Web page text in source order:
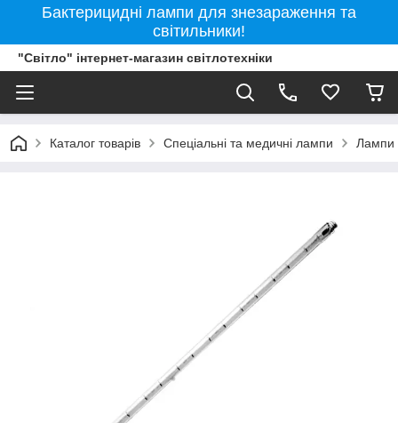
Бактерицидні лампи для знезараження та
світильники!
"Світло" інтернет-магазин світлотехніки
Каталог товарів Спеціальні та медичні лампи Лампи